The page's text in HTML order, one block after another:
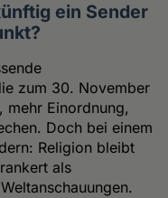
ein Sender
zum 30. November
mehr Einordnung,
Doch bei einem
Religion bleibt
als